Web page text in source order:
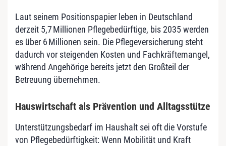
Laut seinem Positionspapier leben in Deutschland
derzeit 5,7 Millionen Pflegebedürftige, bis 2035 werden
es über 6 Millionen sein. Die Pflegeversicherung steht
dadurch vor steigenden Kosten und Fachkräftemangel,
während Angehörige bereits jetzt den Großteil der
Betreuung übernehmen.
Hauswirtschaft als Prävention und Alltagsstütze
Unterstützungsbedarf im Haushalt sei oft die Vorstufe
von Pflegebedürftigkeit: Wenn Mobilität und Kraft